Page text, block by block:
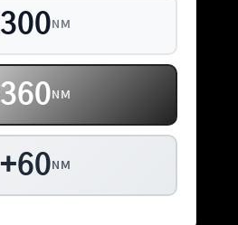
300 NM
360 NM
+60 NM